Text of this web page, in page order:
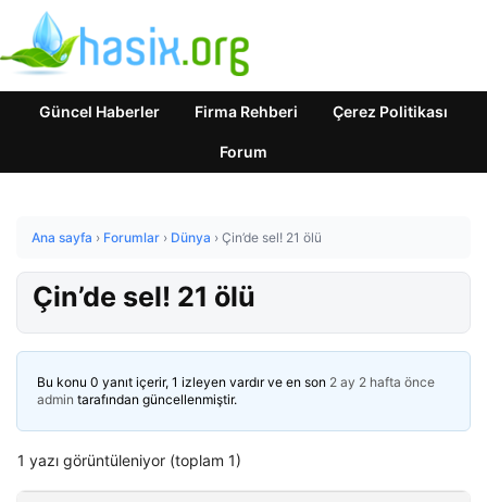
Güncel Haberler Firma Rehberi Çerez Politikası
Forum
Ana sayfa › Forumlar › Dünya › Çin’de sel! 21 ölü
Çin’de sel! 21 ölü
Bu konu 0 yanıt içerir, 1 izleyen vardır ve en son 2 ay 2 hafta önce
admin tarafından güncellenmiştir.
1 yazı görüntüleniyor (toplam 1)